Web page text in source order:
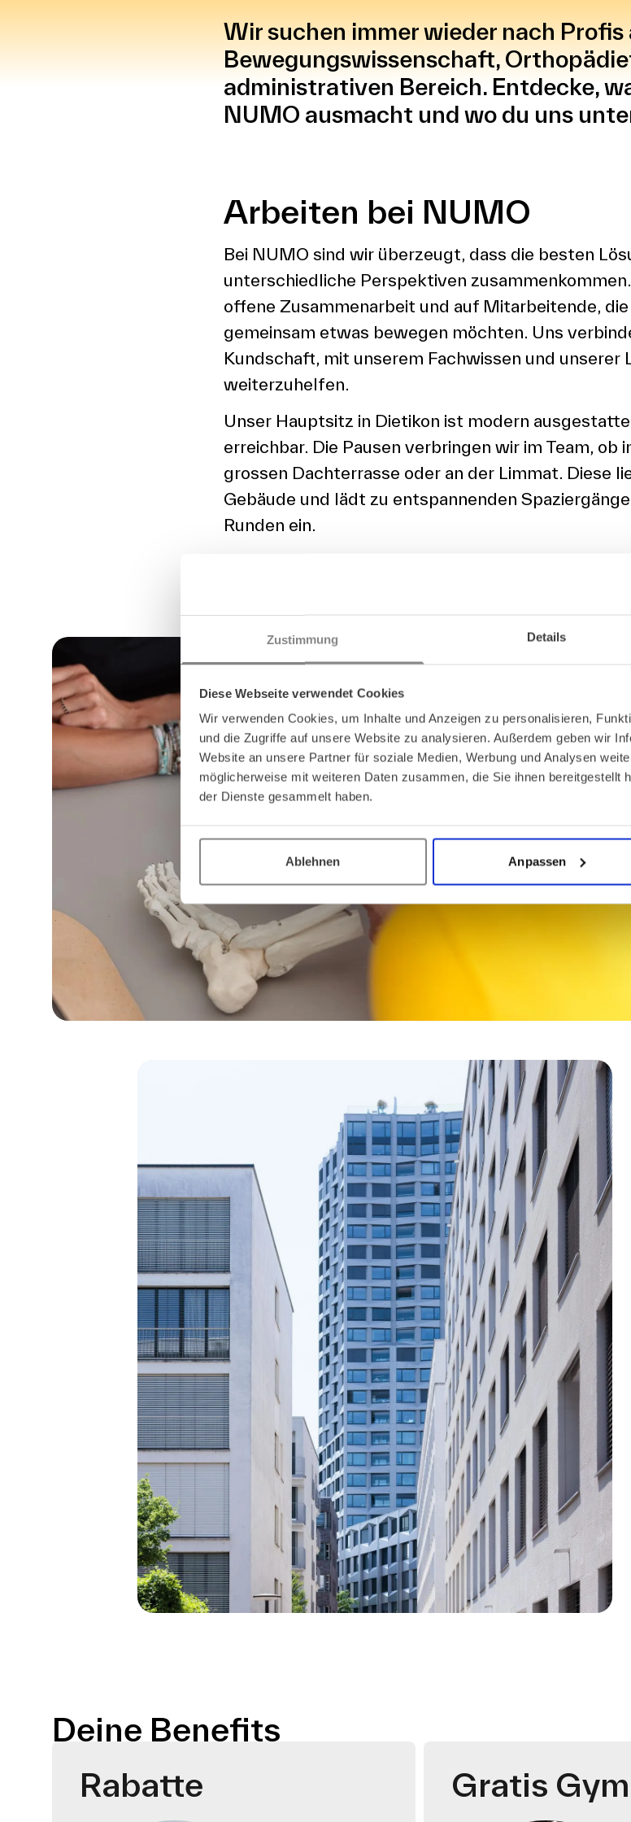
Zustimmung Details
Diese Webseite verwendet Cookies
Wir verwenden Cookies, um Inhalte und Anzeigen zu personalisieren,
und die Zugriffe auf unsere Website zu analysieren. Außerdem geben wir
Website an unsere Partner für soziale Medien, Werbung und Analysen
möglicherweise mit weiteren Daten zusammen, die Sie ihnen bereitgestellt
der Dienste gesammelt haben.
Ablehnen Anpassen
Wir suchen immer wieder nach Profis
Bewegungswissenschaft,
administrativen Bereich. Entdecke,
NUMO ausmacht und wo du uns
Arbeiten bei NUMO
Bei NUMO sind wir überzeugt, dass die besten
unterschiedliche Perspektiven
offene Zusammenarbeit und auf Mitarbeitende,
gemeinsam etwas bewegen möchten. Uns
Kundschaft, mit unserem Fachwissen und
weiterzuhelfen.
Unser Hauptsitz in Dietikon ist modern
erreichbar. Die Pausen verbringen wir im Team, ob
grossen Dachterrasse oder an der Limmat. Diese
Gebäude und lädt zu entspannenden
Runden ein.
Deine Benefits
Rabatte
Gratis Gym